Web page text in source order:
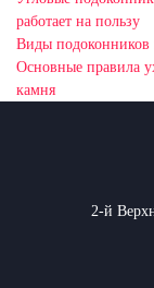
работает на пользу
Виды подоконников
Основные правила
камня
2-й